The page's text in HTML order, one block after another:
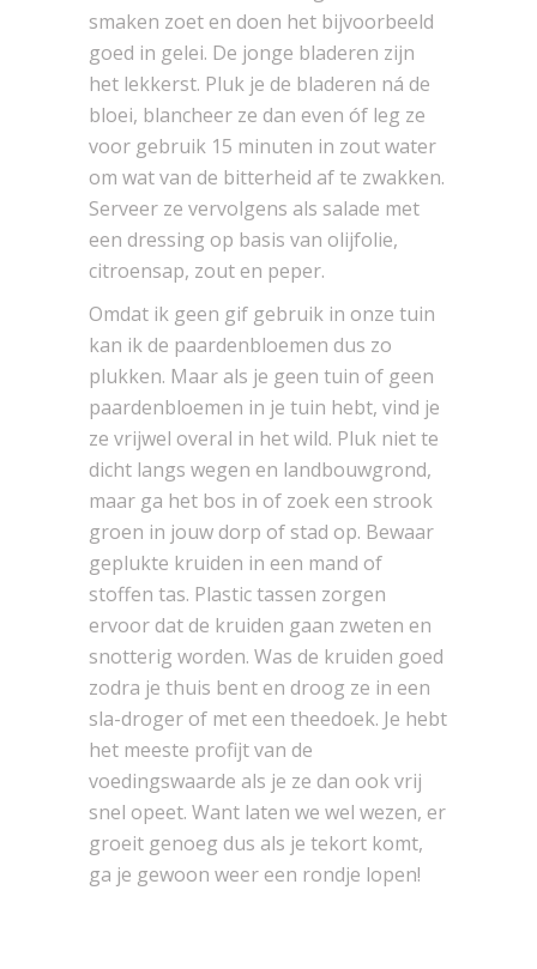
smaken zoet en doen het bijvoorbeeld
goed in gelei. De jonge bladeren zijn
het lekkerst. Pluk je de bladeren ná de
bloei, blancheer ze dan even óf leg ze
voor gebruik 15 minuten in zout water
om wat van de bitterheid af te zwakken.
Serveer ze vervolgens als salade met
een dressing op basis van olijfolie,
citroensap, zout en peper.
Omdat ik geen gif gebruik in onze tuin
kan ik de paardenbloemen dus zo
plukken. Maar als je geen tuin of geen
paardenbloemen in je tuin hebt, vind je
ze vrijwel overal in het wild. Pluk niet te
dicht langs wegen en landbouwgrond,
maar ga het bos in of zoek een strook
groen in jouw dorp of stad op. Bewaar
geplukte kruiden in een mand of
stoffen tas. Plastic tassen zorgen
ervoor dat de kruiden gaan zweten en
snotterig worden. Was de kruiden goed
zodra je thuis bent en droog ze in een
sla-droger of met een theedoek. Je hebt
het meeste profijt van de
voedingswaarde als je ze dan ook vrij
snel opeet. Want laten we wel wezen, er
groeit genoeg dus als je tekort komt,
ga je gewoon weer een rondje lopen!